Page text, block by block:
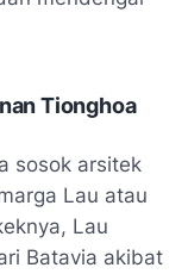
Tionghoa
sosok arsitek
Lau atau
Lau
Batavia akibat